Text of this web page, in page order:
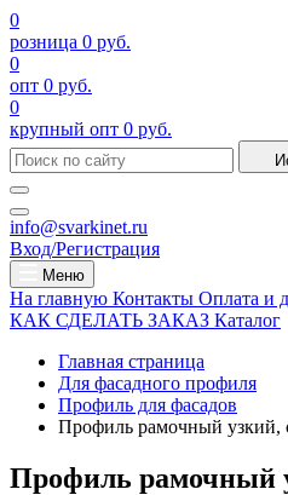
0
розница 0 руб.
0
опт 0 руб.
0
крупный опт 0 руб.
info@svarkinet.ru
Вход/Регистрация
Меню
На главную Контакты Оплата и
КАК СДЕЛАТЬ ЗАКАЗ Каталог
Главная страница
Для фасадного профиля
Профиль для фасадов
Профиль рамочный узкий,
Профиль рамочный